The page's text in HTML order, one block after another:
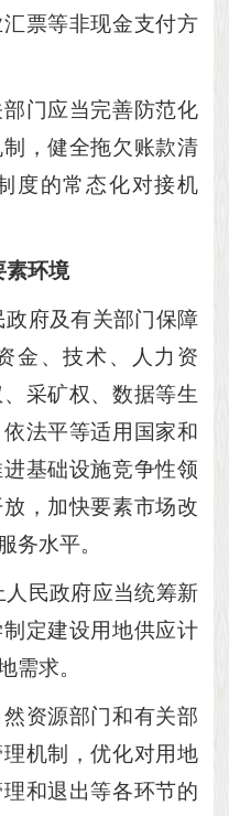
票等非现金支付方
门应当完善防范化
，健全拖欠账款清
度的常态化对接机
环境
政府及有关部门保障
金、技术、人力资
采矿权、数据等生
法平等适用国家和
基础设施竞争性领
，加快要素市场改
务水平。
人民政府应当统筹新
定建设用地供应计
需求。
资源部门和有关部
机制，优化对用地
和退出等各环节的